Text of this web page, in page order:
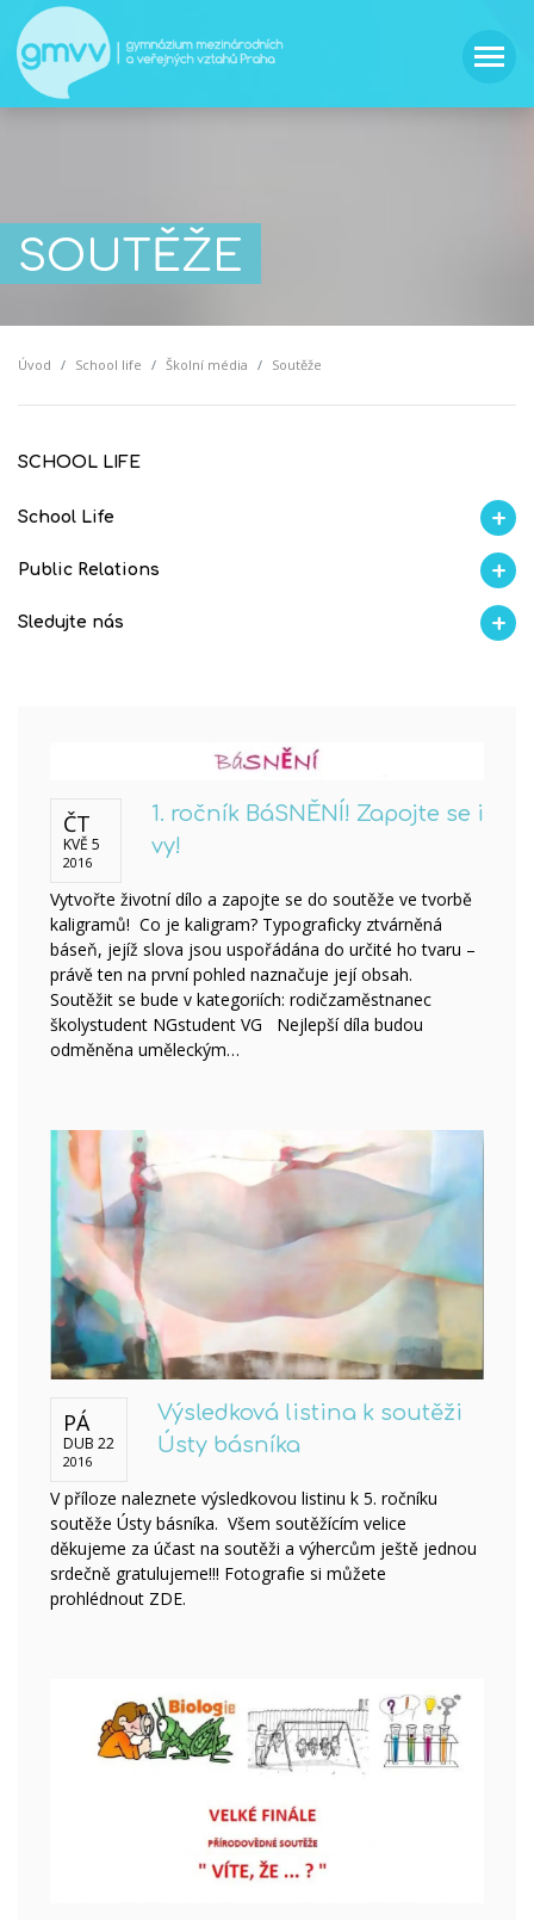
SOUTĚŽE
Úvod School life Školní média Soutěže
SCHOOL LIFE
School Life
Aktuality Proběhlo na GMVV AI Ambasador
Public Relations
Školní magazín REFRESH Soutěže
Sledujte nás
ČT
KVĚ 5
2016
1. ročník BáSNĚNÍ! Zapojte se i
vy!
Vytvořte životní dílo a zapojte se do soutěže ve tvorbě
kaligramů! Co je kaligram? Typograficky ztvárněná
báseň, jejíž slova jsou uspořádána do určité ho tvaru –
právě ten na první pohled naznačuje její obsah.
Soutěžit se bude v kategoriích: rodičzaměstnanec
školystudent NGstudent VG Nejlepší díla budou
odměněna uměleckým…
PÁ
DUB 22
2016
Výsledková listina k soutěži
Ústy básníka
V příloze naleznete výsledkovou listinu k 5. ročníku
soutěže Ústy básníka. Všem soutěžícím velice
děkujeme za účast na soutěži a výhercům ještě jednou
srdečně gratulujeme!!! Fotografie si můžete
prohlédnout ZDE.